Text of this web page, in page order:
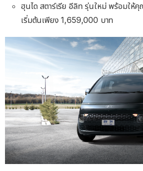
ฮุนได สตาร์เรีย อีลิท รุ่นใหม่ พร้อมให้คุ
เริ่มต้นเพียง 1,659,000 บาท